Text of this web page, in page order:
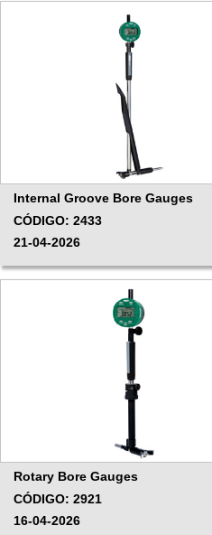
Internal Groove Bore Gauges
CÓDIGO: 2433
21-04-2026
Rotary Bore Gauges
CÓDIGO: 2921
16-04-2026